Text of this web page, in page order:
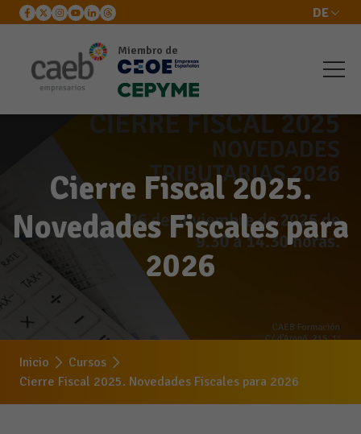
DE
Miembro de
Cierre Fiscal 2025.
Novedades Fiscales para
2026
Inicio
Cursos
Cierre Fiscal 2025. Novedades Fiscales para 2026